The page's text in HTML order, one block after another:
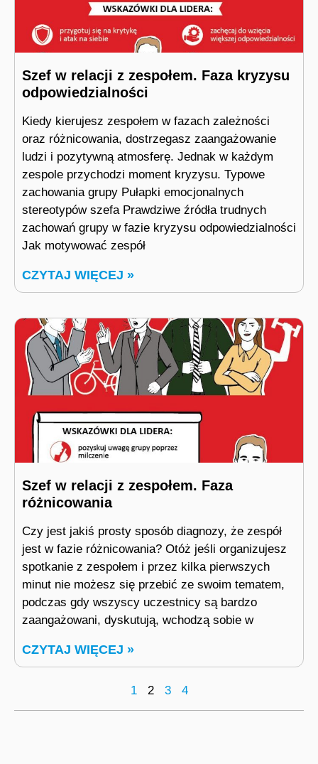
Szef w relacji z zespołem. Faza kryzysu
odpowiedzialności
Kiedy kierujesz zespołem w fazach zależności
oraz różnicowania, dostrzegasz zaangażowanie
ludzi i pozytywną atmosferę. Jednak w każdym
zespole przychodzi moment kryzysu. Typowe
zachowania grupy Pułapki emocjonalnych
stereotypów szefa Prawdziwe źródła trudnych
zachowań grupy w fazie kryzysu odpowiedzialności
Jak motywować zespół
CZYTAJ WIĘCEJ »
Szef w relacji z zespołem. Faza
różnicowania
Czy jest jakiś prosty sposób diagnozy, że zespół
jest w fazie różnicowania? Otóż jeśli organizujesz
spotkanie z zespołem i przez kilka pierwszych
minut nie możesz się przebić ze swoim tematem,
podczas gdy wszyscy uczestnicy są bardzo
zaangażowani, dyskutują, wchodzą sobie w
CZYTAJ WIĘCEJ »
1 2 3 4